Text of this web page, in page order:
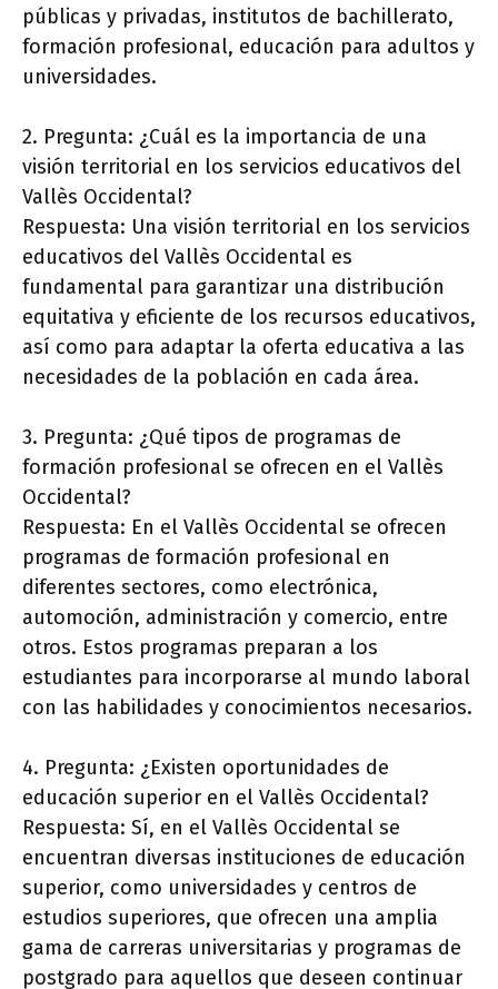
públicas y privadas, institutos de bachillerato,
formación profesional, educación para adultos y
universidades.
2. Pregunta: ¿Cuál es la importancia de una
visión territorial en los servicios educativos del
Vallès Occidental?
Respuesta: Una visión territorial en los servicios
educativos del Vallès Occidental es
fundamental para garantizar una distribución
equitativa y eficiente de los recursos educativos,
así como para adaptar la oferta educativa a las
necesidades de la población en cada área.
3. Pregunta: ¿Qué tipos de programas de
formación profesional se ofrecen en el Vallès
Occidental?
Respuesta: En el Vallès Occidental se ofrecen
programas de formación profesional en
diferentes sectores, como electrónica,
automoción, administración y comercio, entre
otros. Estos programas preparan a los
estudiantes para incorporarse al mundo laboral
con las habilidades y conocimientos necesarios.
4. Pregunta: ¿Existen oportunidades de
educación superior en el Vallès Occidental?
Respuesta: Sí, en el Vallès Occidental se
encuentran diversas instituciones de educación
superior, como universidades y centros de
estudios superiores, que ofrecen una amplia
gama de carreras universitarias y programas de
postgrado para aquellos que deseen continuar